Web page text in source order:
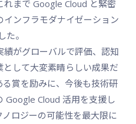
まで Google Cloud と緊密
ンフラモダナイゼーション
た。
がグローバルで評価、認知
して大変素晴らしい成果だ
賞を励みに、今後も技術研
Google Cloud 活用を支援し
ロジーの可能性を最大限に